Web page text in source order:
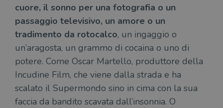
cuore, il sonno per una fotografia o un
passaggio televisivo, un amore o un
tradimento da rotocalco, un ingaggio o
un’aragosta, un grammo di cocaina o uno di
potere. Come Oscar Martello, produttore della
Incudine Film, che viene dalla strada e ha
scalato il Supermondo sino in cima con la sua
faccia da bandito scavata dall’insonnia. O